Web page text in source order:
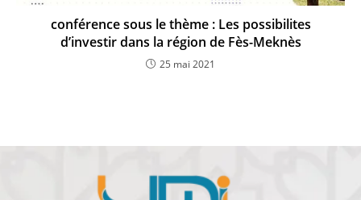
conférence sous le thème : Les possibilites
d’investir dans la région de Fès-Meknès
25 mai 2021